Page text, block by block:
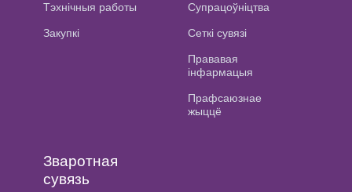
Тэхнічныя работы
Закупкі
Супрацоўніцтва
Сеткі сувязі
Прававая
інфармацыя
Прафсаюзнае
жыццё
Зваротная
сувязь